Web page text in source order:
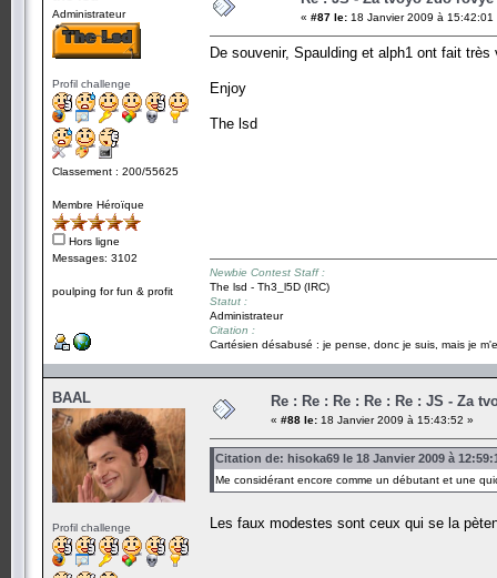
Administrateur
Profil challenge
Classement : 200/55625
Membre Héroïque
Hors ligne
Messages: 3102
poulping for fun & profit
« #87 le: 18 Janvier 2009 à 15:42:01
De souvenir, Spaulding et alph1 ont fait
Enjoy
The lsd
Newbie Contest Staff :
The lsd - Th3_l5D (IRC)
Statut :
Administrateur
Citation :
Cartésien désabusé : je pense, donc je suis, mais je
BAAL
Profil challenge
Re : Re : Re : Re : Re : JS - Za
« #88 le: 18 Janvier 2009 à 15:43:52 »
Citation de: hisoka69 le 18 Janvier 2009 à
Me considérant encore comme un débutant et une
Les faux modestes sont ceux qui se la